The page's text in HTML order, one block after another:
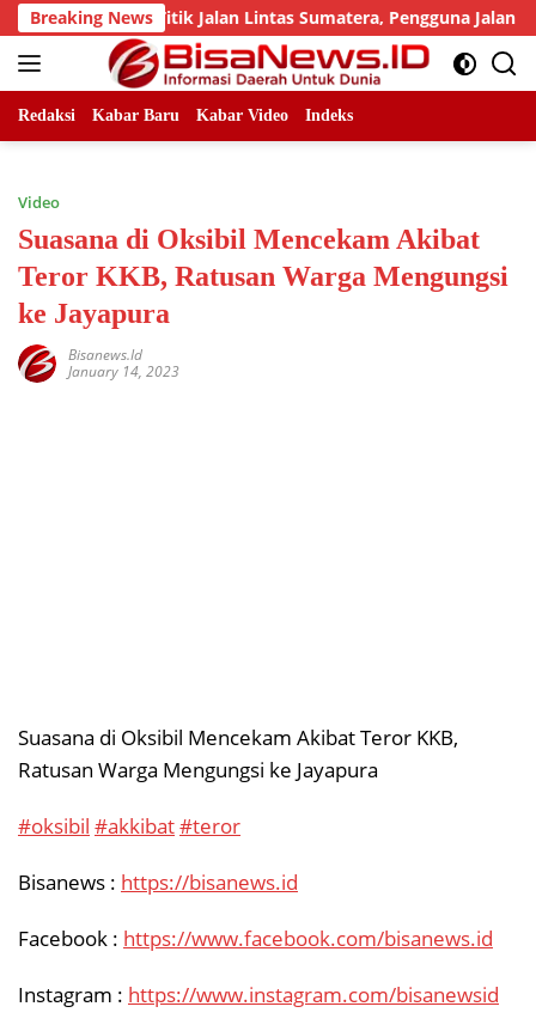
Skip
to
content
Breaking NewsTitik Jalan Lintas Sumatera, Pengguna Jalan diimbau
Redaksi Kabar Baru Kabar Video Indeks
Video
Suasana di Oksibil Mencekam Akibat
Teror KKB, Ratusan Warga Mengungsi
ke Jayapura
Bisanews.id
January 14, 2023
Suasana di Oksibil Mencekam Akibat Teror KKB,
Ratusan Warga Mengungsi ke Jayapura
#oksibil #akkibat#teror
Bisanews : https://bisanews.id
Facebook : https://www.facebook.com/bisanews.id
Instagram : https://www.instagram.com/bisanewsid